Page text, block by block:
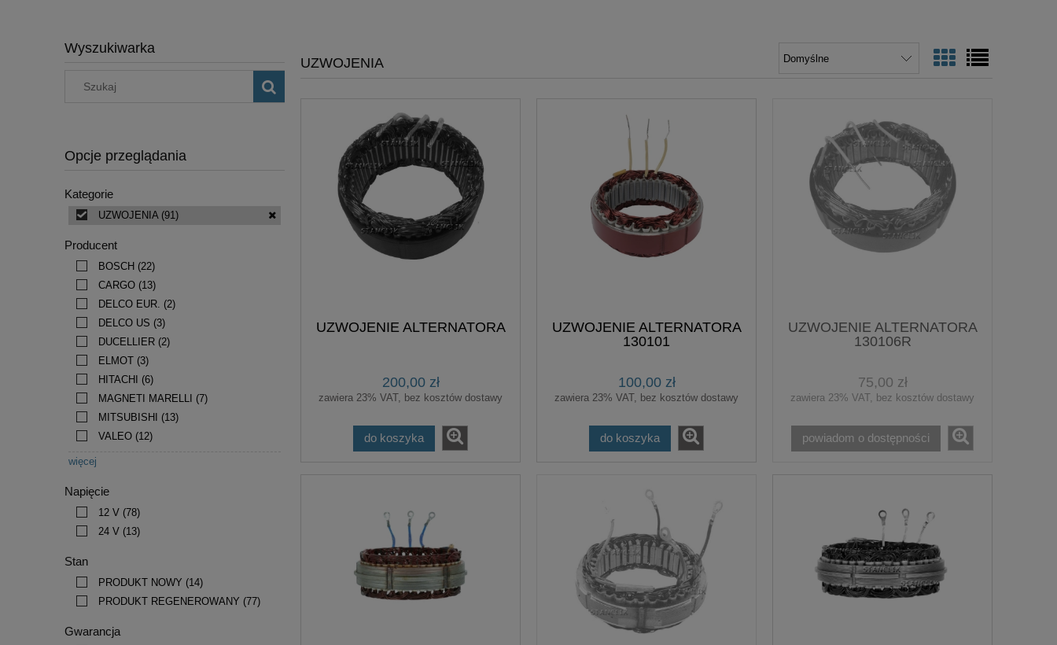
Wyszukiwarka
Opcje przeglądania
Kategorie
UZWOJENIA (91)
Producent
BOSCH (22)
CARGO (13)
DELCO EUR. (2)
DELCO US (3)
DUCELLIER (2)
ELMOT (3)
HITACHI
(6)
MAGNETI MARELLI (7)
MITSUBISHI
(13)
VALEO (12)
więcej
Napięcie
12 V (78)
24 V (13)
Stan
PRODUKT NOWY (14)
PRODUKT REGENEROWANY (77)
Gwarancja
UZWOJENIA
UZWOJENIE ALTERNATORA
200,00 zł
zawiera 23% VAT, bez kosztów dostawy
do koszyka
UZWOJENIE ALTERNATORA
130101
100,00 zł
zawiera 23% VAT, bez kosztów dostawy
do koszyka
UZWOJENIE ALTERNATORA
130106R
75,00 zł
zawiera 23% VAT, bez kosztów dostawy
powiadom o dostępności